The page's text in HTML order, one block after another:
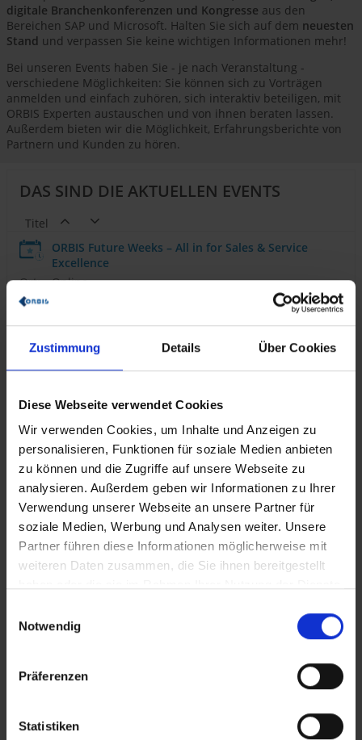
Zustimmung Details Über Cookies
Diese Webseite verwendet Cookies
Wir verwenden Cookies, um Inhalte und Anzeigen zu
personalisieren, Funktionen für soziale Medien anbieten
zu können und die Zugriffe auf unsere Webseite zu
analysieren. Außerdem geben wir Informationen zu Ihrer
Verwendung unserer Webseite an unsere Partner für
soziale Medien, Werbung und Analysen weiter. Unsere
Partner führen diese Informationen möglicherweise mit
weiteren Daten zusammen, die Sie ihnen bereitgestellt
Notwendig
Präferenzen
Statistiken
digitale Branchenkonferenzen und Kongresse aus den
Bereichen SAP und Microsoft. Halten Sie sich auf dem neuesten
Stand und verpassen Sie keine wichtigen Informationen mehr!
Bei unseren Events haben Sie - je nach Veranstaltung -
verschiedene Möglichkeiten: Sie können sich zu Vorträgen
anmelden und einfach zuhören, sich interaktiv beteiligen, mit
ORBIS Experten austauschen und von ihnen beraten lassen.
Außerdem bieten wir die Möglichkeit, Erfahrungsberichte von
Partnern und Kunden zu hören.
DAS SIND DIE AKTUELLEN EVENTS
Titel
ORBIS Future Weeks – All in for Sales & Service
Excellence
Ort: Online
Termin:
29.09.2026
All in oder abgehängt? Warum End-to-End, Daten und
KI in Sales und Service die entscheidenden Karten sind,
zeigen die ORBIS Future Weeks
Ready for Impact - Die AI-Europa-Tour: So
werden Sie mit konkreten Use Cases zur Data
Driven Company
Ort: München – Wien – Salzburg – Zürich – Strasbourg
– Metz – Mulhouse – Eindhoven
Termin:
29.09.2026
08:30
07.10.2026
Unternehmen AI sicher und erfolgreich nutzen – live